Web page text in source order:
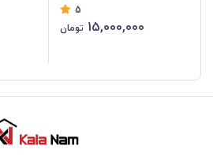
5
15,000,000 تومان